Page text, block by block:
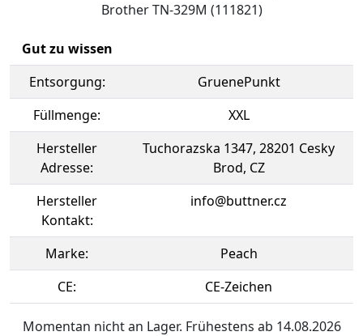
Brother TN-329M (111821)
Gut zu wissen
Entsorgung:
GruenePunkt
Füllmenge:
XXL
Hersteller
Adresse:
Tuchorazska 1347, 28201 Cesky
Brod, CZ
Hersteller
Kontakt:
info@buttner.cz
Marke:
Peach
CE:
CE-Zeichen
Momentan nicht an Lager. Frühestens ab 14.08.2026